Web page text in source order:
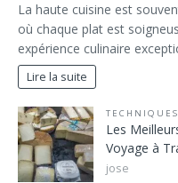
La haute cuisine est
où chaque plat est
expérience culinaire
Lire la suite
Les
Voyage à
jose